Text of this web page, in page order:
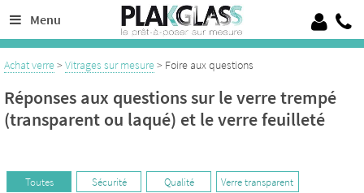
Menu
Découpe de verre sur mesure de 4 à 19 mm, 100% Verre trempé sécurit
Crédence en verre laqué ou émaillé, verre pour garde corps, verrières
Achat verre>Vitrages sur mesure> Foire aux questions
Réponses aux questions sur le verre trempé
(transparent ou laqué) et le verre feuilleté
Toutes Sécurité Qualité
Verre transparent